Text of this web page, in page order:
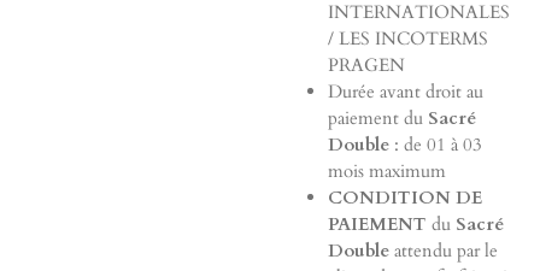
INTERNATIONALES
/ LES INCOTERMS
PRAGEN
Durée avant droit au
paiement du Sacré
Double: de 01 à 03
mois maximum
CONDITION DE
PAIEMENT du Sacré
Doubleattendu par le